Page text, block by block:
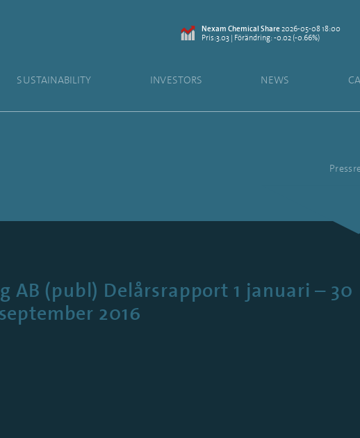
Nexam Chemical Share2026-05-08 18:00
Pris:3.03 | Förändring: -0.02 (-0.66%)
SUSTAINABILITY INVESTORS NEWS
AB (publ) Delårsrapport 1 januari – 30
september 2016